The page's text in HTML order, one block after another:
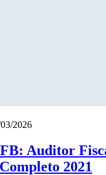
2026
Auditor
2021